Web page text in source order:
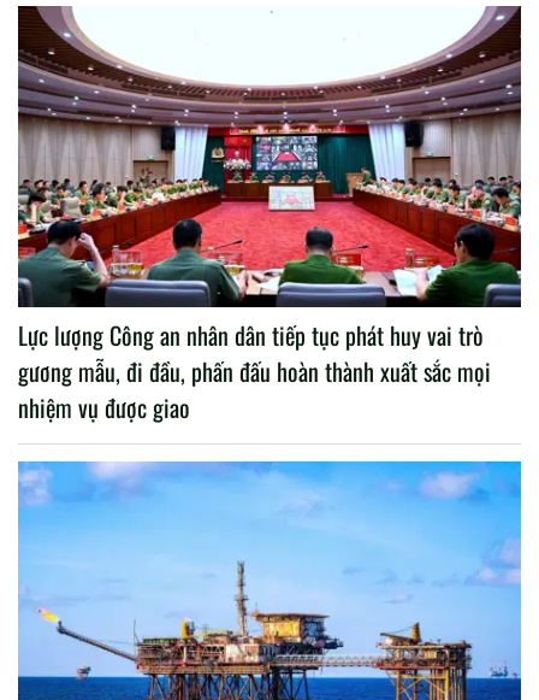
Lực lượng Công an nhân dân tiếp tục phát huy vai trò
gương mẫu, đi đầu, phấn đấu hoàn thành xuất sắc mọi
nhiệm vụ được giao